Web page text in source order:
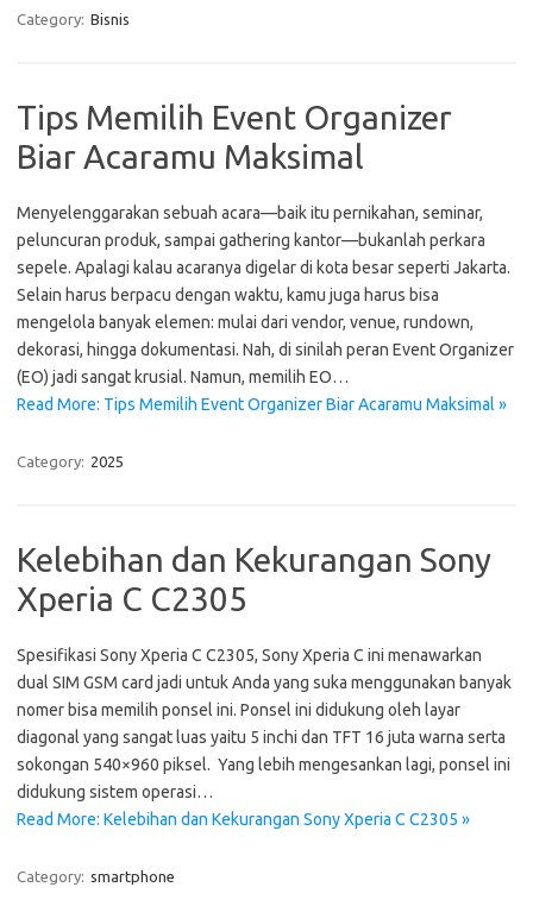
Category: Bisnis
Tips Memilih Event Organizer
Biar Acaramu Maksimal
Menyelenggarakan sebuah acara—baik itu pernikahan, seminar,
peluncuran produk, sampai gathering kantor—bukanlah perkara
sepele. Apalagi kalau acaranya digelar di kota besar seperti Jakarta.
Selain harus berpacu dengan waktu, kamu juga harus bisa
mengelola banyak elemen: mulai dari vendor, venue, rundown,
dekorasi, hingga dokumentasi. Nah, di sinilah peran Event Organizer
(EO) jadi sangat krusial. Namun, memilih EO…
Read More: Tips Memilih Event Organizer Biar Acaramu Maksimal »
Category: 2025
Kelebihan dan Kekurangan Sony
Xperia C C2305
Spesifikasi Sony Xperia C C2305, Sony Xperia C ini menawarkan
dual SIM GSM card jadi untuk Anda yang suka menggunakan banyak
nomer bisa memilih ponsel ini. Ponsel ini didukung oleh layar
diagonal yang sangat luas yaitu 5 inchi dan TFT 16 juta warna serta
sokongan 540×960 piksel. Yang lebih mengesankan lagi, ponsel ini
didukung sistem operasi…
Read More: Kelebihan dan Kekurangan Sony Xperia C C2305 »
Category: smartphone